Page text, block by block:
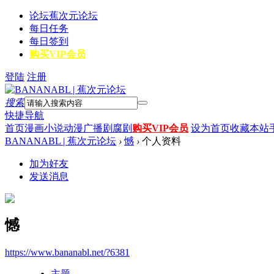
论坛蕉次元论坛
每日任务
每日签到
购买VIP会员
登陆 注册
搜索
快捷导航
首页漫画小说动漫广播剧 腐剧 购买VIP会员 设为首页收藏本站
BANANABL | 蕉次元论坛 › 憾 › 个人资料
加为好友
发送消息
憾
https://www.bananabl.net/?6381